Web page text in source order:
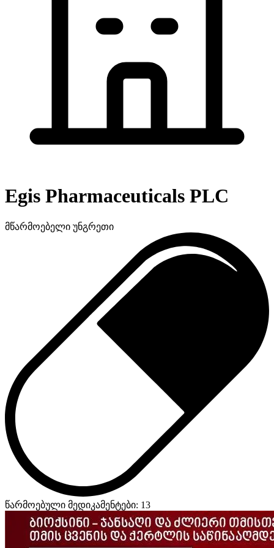
Egis Pharmaceuticals PLC
მწარმოებელი უნგრეთი
წარმოებული მედიკამენტები: 13